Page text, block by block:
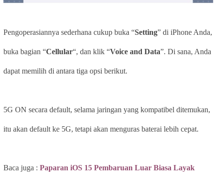
Pengoperasiannya sederhana cukup buka “Setting” di iPhone Anda,
buka bagian “Cellular“, dan klik “Voice and Data”. Di sana, Anda
dapat memilih di antara tiga opsi berikut.
5G ON secara default, selama jaringan yang kompatibel ditemukan,
itu akan default ke 5G, tetapi akan menguras baterai lebih cepat.
Baca juga : Paparan iOS 15 Pembaruan Luar Biasa Layak